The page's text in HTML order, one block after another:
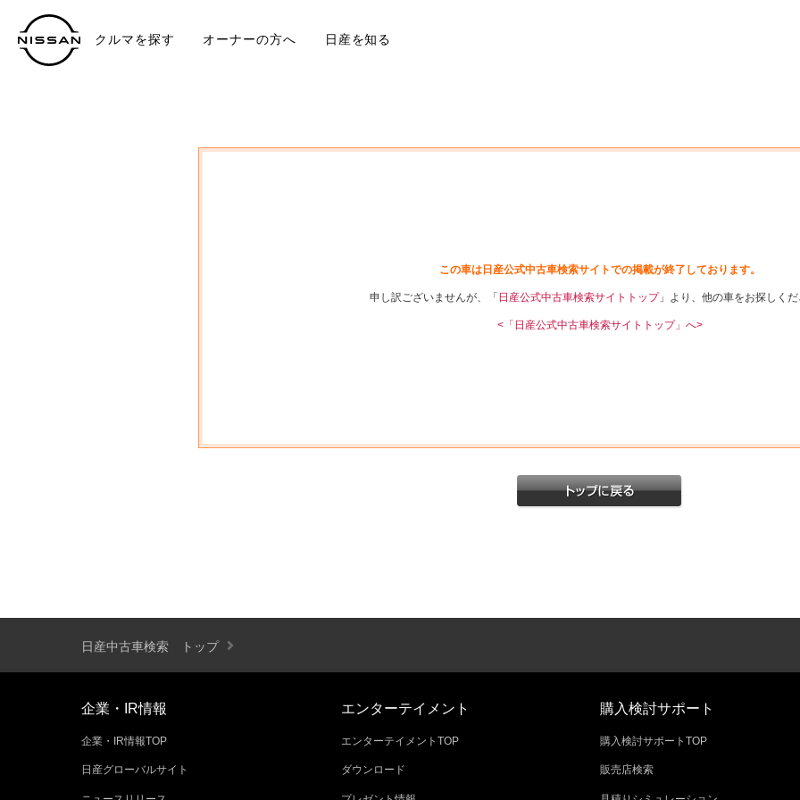
クルマを探す オーナーの方へ 日産を知る
この車は日産公式中古車検索サイトでの掲載が終了しております。
申し訳ございませんが、「 日産公式中古車検索サイトトップ」より、他の車をお探しくだ
<「日産公式中古車検索サイトトップ」へ>
日産中古車検索 トップ
企業・IR情報
企業・IR情報TOP
日産グローバルサイト
エンターテイメント
エンターテイメントTOP
ダウンロード
購入検討サポート
購入検討サポートTOP
販売店検索